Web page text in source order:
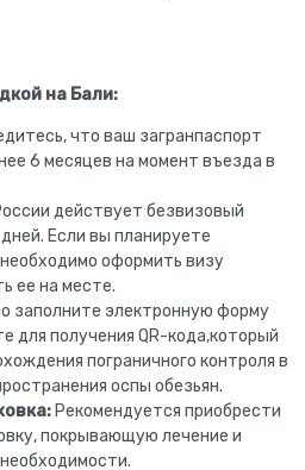
на Бали:
что ваш загранпаспорт
6 месяцев на момент въезда в
действует безвизовый
Если вы планируете
оформить визу
ее на месте.
заполните электронную форму
для получения QR-кода,который
пограничного контроля в
оспы обезьян.
Рекомендуется приобрести
покрывающую лечение и